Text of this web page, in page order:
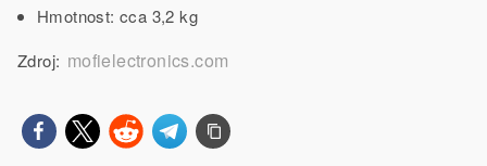
Hmotnost: cca 3,2 kg
Zdroj: mofielectronics.com